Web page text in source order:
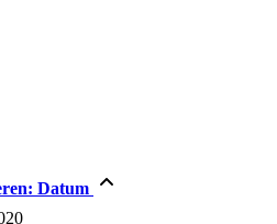
Datum